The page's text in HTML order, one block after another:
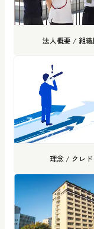
法人概要 / 組織
理念 / クレド